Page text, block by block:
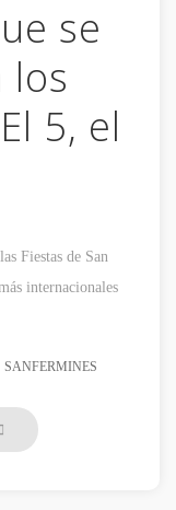
se
los
5, el
Fiestas de San
internacionales
SANFERMINES